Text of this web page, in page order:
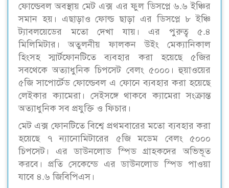
ফোল্ডেবল অবস্থায় মেট এক্স এর ফুল ডিসপ্লে ৬.৬ ইঞ্চির
সমান হয়। এছাড়াও ফোল্ড ছাড়া এর ডিসপ্লে ৮ ইঞ্চি
ট্যাবলয়েডের মতো দেখা যায়। এর পুরুত্ব ৫.৪
মিলিমিটার। অতুলনীয় ফালকন উইং মেক্যানিকাল
হিংসহ স্মার্টফোনটিতে ব্যবহার করা হয়েছে ৫জির
সবথেকে অত্যাধুনিক চিপসেট বেলং ৫০০০। হুয়াওয়ের
৫জি সাপোর্টেড ফোল্ডেবল এ ফোনে ব্যবহার করা হয়েছে
লেইকার ক্যামেরা। সেইসঙ্গে থাকবে ক্যামেরা সংক্রান্ত
অত্যাধুনিক সব প্রযুক্তি ও ফিচার।
মেট এক্স ফোনটিতে বিশ্বে প্রথমবারের মতো ব্যবহার করা
হয়েছে ৭ ন্যানোমিটারের ৫জি মডেম বেলং ৫০০০
চিপসেট। এর ডাউনলোড স্পিড গ্রাহকদের অভিভূত
করবে। প্রতি সেকেন্ডে এর ডাউনলোড স্পিড পাওয়া
যাবে ৪.৬ জিবিপিএস।